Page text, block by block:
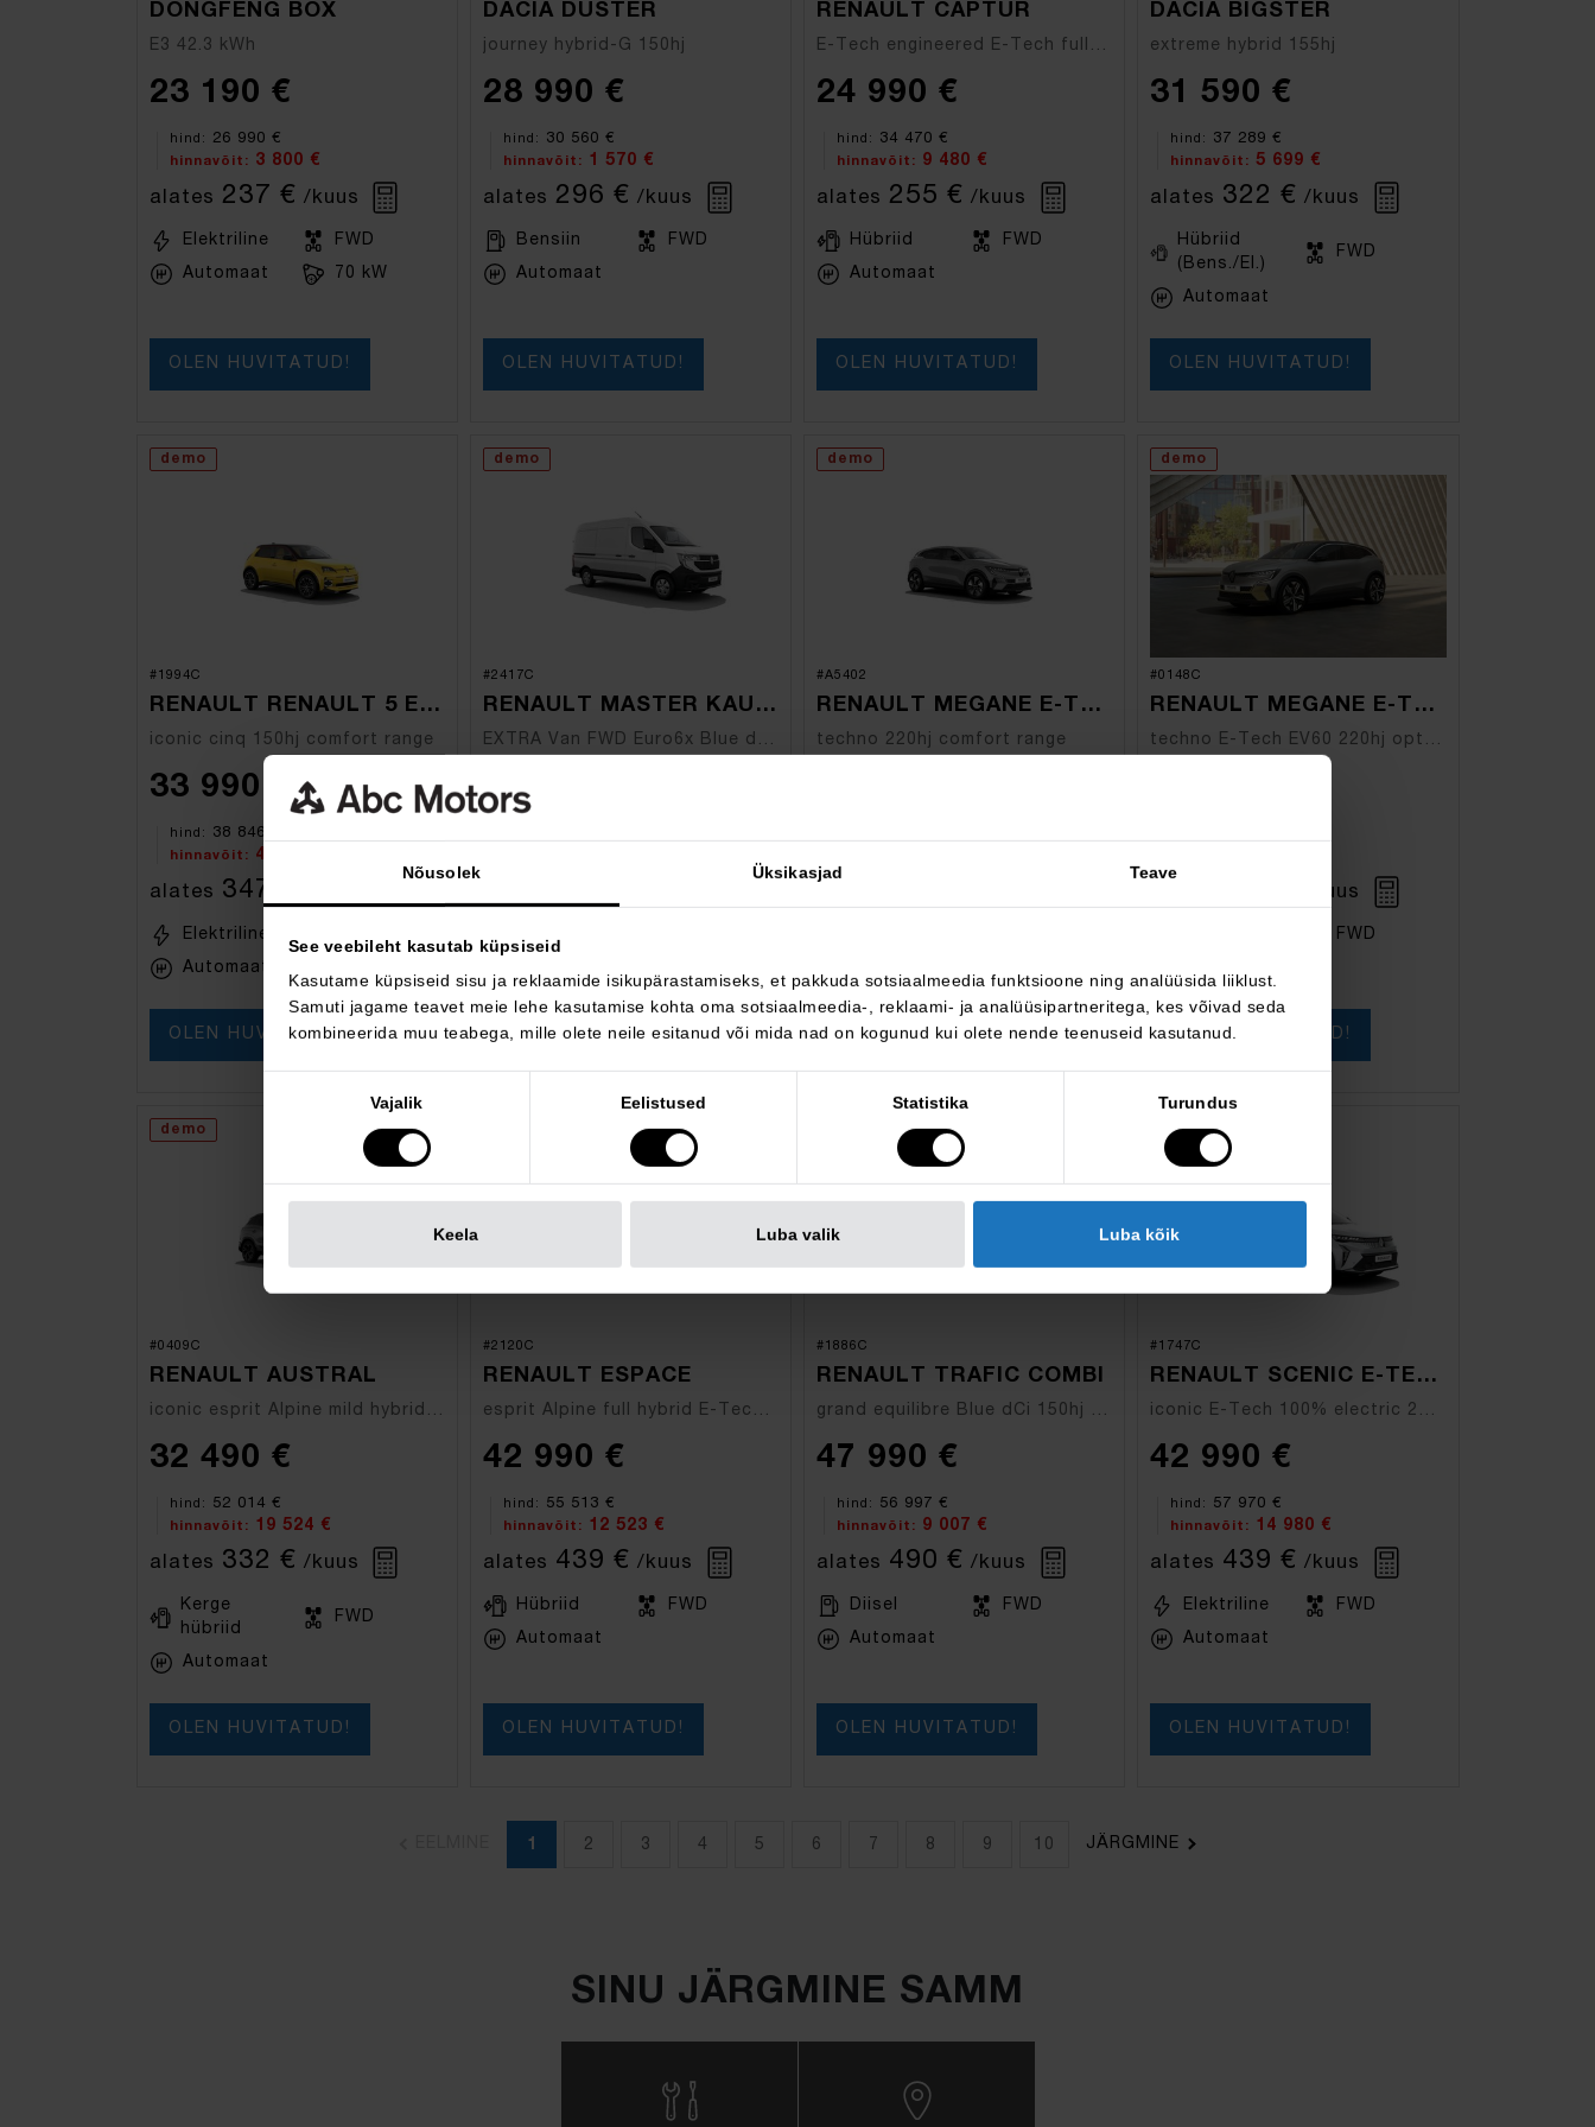
Nõusolek Üksikasjad Teave
See veebileht kasutab küpsiseid
Kasutame küpsiseid sisu ja reklaamide isikupärastamiseks, et pakkuda sotsiaalmeedia funktsioone ning analüüsida liiklust.
Samuti jagame teavet meie lehe kasutamise kohta oma sotsiaalmeedia-, reklaami- ja analüüsipartneritega, kes võivad seda
kombineerida muu teabega, mille olete neile esitanud või mida nad on kogunud kui olete nende teenuseid kasutanud.
Vajalik Eelistused Statistika Turundus
Keela Luba valik Luba kõik
DONGFENG BOX
E3 42.3 kWh
23 190 €
hind: 26 990 €
hinnavõit: 3 800 €
alates 237 € /kuus
Elektriline
FWD
Automaat
70 kW
OLEN HUVITATUD!
DACIA DUSTER
journey hybrid-G 150hj
28 990 €
hind: 30 560 €
hinnavõit: 1 570 €
alates 296 € /kuus
Bensiin
FWD
Automaat
OLEN HUVITATUD!
RENAULT CAPTUR
E-Tech engineered E-Tech full hybrid 145hj
24 990 €
hind: 34 470 €
hinnavõit: 9 480 €
alates 255 € /kuus
Hübriid
FWD
Automaat
OLEN HUVITATUD!
DACIA BIGSTER
extreme hybrid 155hj
31 590 €
hind: 37 289 €
hinnavõit: 5 699 €
alates 322 € /kuus
Hübriid
(Bens./El.)
FWD
Automaat
OLEN HUVITATUD!
demo
#1994C
RENAULT RENAULT 5 E-TECH ELECTRIC
iconic cinq 150hj comfort range
33 990 €
hind: 38 846 €
hinnavõit: 4 856 €
alates 347 €
Elektriline
Automaat
OLEN HUVITATUD!
demo
#2417C
RENAULT MASTER KAUBIK
EXTRA Van FWD Euro6x Blue dCi 150hj AT9
39 790 €
OLEN HUVITATUD!
demo
#A5402
RENAULT MEGANE E-TECH ELECTRIC
techno 220hj comfort range
OLEN HUVITATUD!
demo
#0148C
RENAULT MEGANE E-TECH ELECTRIC
techno E-Tech EV60 220hj optimum charge
/kuus
FWD
OLEN HUVITATUD!
demo
#0409C
RENAULT AUSTRAL
iconic esprit Alpine mild hybrid 160hj
32 490 €
hind: 52 014 €
hinnavõit: 19 524 €
alates 332 € /kuus
Kerge
hübriid
FWD
Automaat
OLEN HUVITATUD!
#2120C
RENAULT ESPACE
esprit Alpine full hybrid E-Tech 200hj
42 990 €
hind: 55 513 €
hinnavõit: 12 523 €
alates 439 € /kuus
Hübriid
FWD
Automaat
OLEN HUVITATUD!
#1886C
RENAULT TRAFIC COMBI
grand equilibre Blue dCi 150hj AT9
47 990 €
hind: 56 997 €
hinnavõit: 9 007 €
alates 490 € /kuus
Diisel
FWD
Automaat
OLEN HUVITATUD!
demo
#1747C
RENAULT SCENIC E-TECH ELECTRIC
iconic E-Tech 100% electric 220hj
42 990 €
hind: 57 970 €
hinnavõit: 14 980 €
alates 439 € /kuus
Elektriline
FWD
Automaat
OLEN HUVITATUD!
JÄRGMINE
1 2 3 4 5 6 7 8 9 10
SINU JÄRGMINE SAMM